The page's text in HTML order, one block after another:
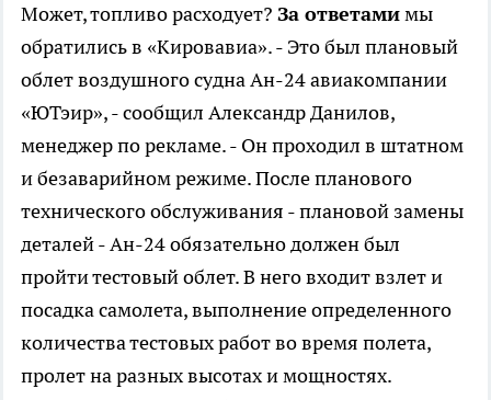
Может, топливо расходует? За ответамимы
обратились в «Кировавиа». - Это был плановый
облет воздушного судна Ан-24 авиакомпании
«ЮТэир», - сообщил Александр Данилов,
менеджер по рекламе. - Он проходил в штатном
и безаварийном режиме. После планового
технического обслуживания - плановой замены
деталей - Ан-24 обязательно должен был
пройти тестовый облет. В него входит взлет и
посадка самолета, выполнение определенного
количества тестовых работ во время полета,
пролет на разных высотах и мощностях.